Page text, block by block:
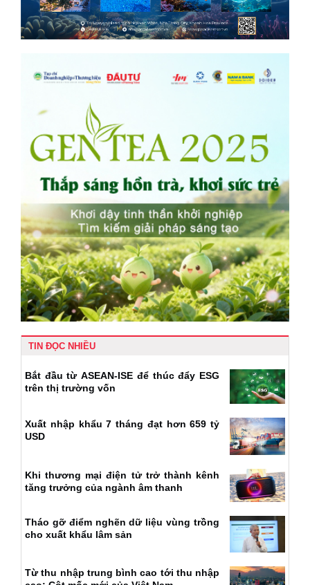
TIN ĐỌC NHIỀU
Bắt đầu từ ASEAN-ISE để thúc đẩy ESG
trên thị trường vốn
Xuất nhập khẩu 7 tháng đạt hơn 659 tỷ
USD
Khi thương mại điện tử trở thành kênh
tăng trưởng của ngành âm thanh
Tháo gỡ điểm nghẽn dữ liệu vùng trồng
cho xuất khẩu lâm sản
Từ thu nhập trung bình cao tới thu nhập